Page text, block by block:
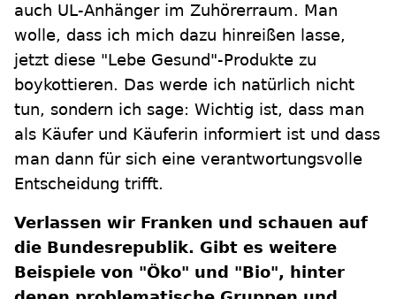
auch UL-Anhänger im Zuhörerraum. Man
wolle, dass ich mich dazu hinreißen lasse,
jetzt diese "Lebe Gesund"-Produkte zu
boykottieren. Das werde ich natürlich nicht
tun, sondern ich sage: Wichtig ist, dass man
als Käufer und Käuferin informiert ist und dass
man dann für sich eine verantwortungsvolle
Entscheidung trifft.
Verlassen wir Franken und schauen auf
die Bundesrepublik. Gibt es weitere
Beispiele von "Öko" und "Bio", hinter